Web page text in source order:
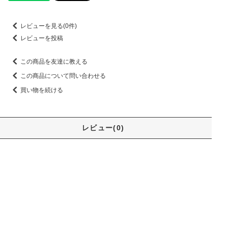
レビューを見る(0件)
レビューを投稿
この商品を友達に教える
この商品について問い合わせる
買い物を続ける
レビュー(0)